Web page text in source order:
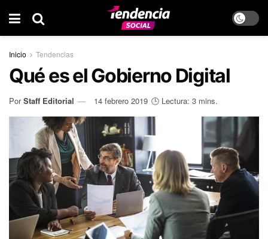
Inicio Tendencias
Qué es el Gobierno Digital
Por Staff Editorial 14 febrero 2019 🕒 Lectura: 3 mins.